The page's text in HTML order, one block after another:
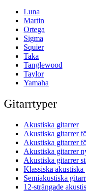
Luna
Martin
Ortega
Sigma
Squier
Taka
Tanglewood
Taylor
Yamaha
Gitarrtyper
Akustiska gitarrer
Akustiska gitarrer
Akustiska gitarrer
Akustiska gitarrer
Akustiska gitarrer
Klassiska akustiska
Semiakustiska
12-strängade